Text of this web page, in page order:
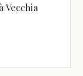
Vecchia